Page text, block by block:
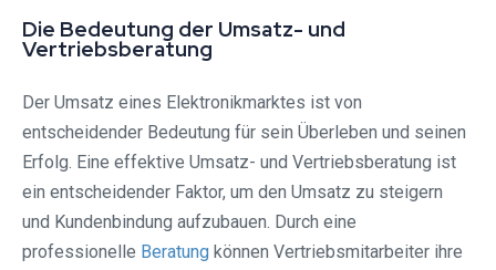
Die Bedeutung der Umsatz- und
Vertriebsberatung
Der Umsatz eines Elektronikmarktes ist von
entscheidender Bedeutung für sein Überleben und seinen
Erfolg. Eine effektive Umsatz- und Vertriebsberatung ist
ein entscheidender Faktor, um den Umsatz zu steigern
und Kundenbindung aufzubauen. Durch eine
professionelle Beratung können Vertriebsmitarbeiter ihre